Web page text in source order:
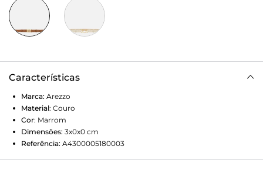
Características
Marca: Arezzo
Material: Couro
Cor: Marrom
Dimensões: 3x0x0 cm
Referência: A4300005180003